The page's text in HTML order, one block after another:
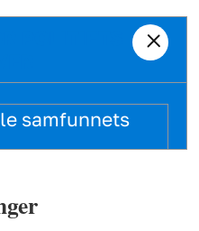
samfunnets
preg.